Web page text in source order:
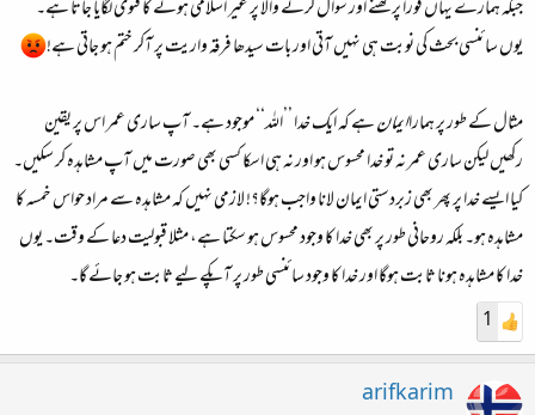
جبکہ ہمارے یہاں فوراً پرکھنے اور سوال کرنے والا پر غیر اسلامی ہونے کا فتویٰ لگایا جاتا ہے۔
یوں سائنسی بحث کی نوبت ہی نہیں آتی اور بات سیدھا فرقہ واریت پر آکر ختم ہو جاتی ہے!
مثال کے طور پر ہماراایمانہے کہ ایک خدا ’’اللہ‘‘ موجود ہے۔ آپ ساری عمر اس پر یقین
رکھیں لیکن ساری عمر نہ تو خدا محسوس ہو اور نہ ہی اسکا کسی بھی صورت میں آپ مشاہدہ کر سکیں۔
کیا ایسے خدا پر پھر بھی زبردستی ایمان لانا واجب ہوگا؟! لازمی نہیں کہ مشاہدہ سے مراد حواس خمسہ کا
مشاہدہ ہو۔ بلکہ روحانی طور پر بھی خدا کا وجود محسوس ہو سکتا ہے، مثلا قبولیت دعا کے وقت۔ یوں
خدا کا مشاہدہ ہونا ثابت ہوگا اور خدا کا وجود سائنسی طور پر آپکے لیے ثابت ہو جائے گا۔
1
arifkarim